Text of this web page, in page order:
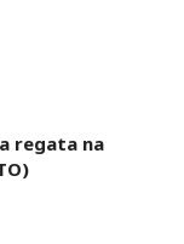
regata na